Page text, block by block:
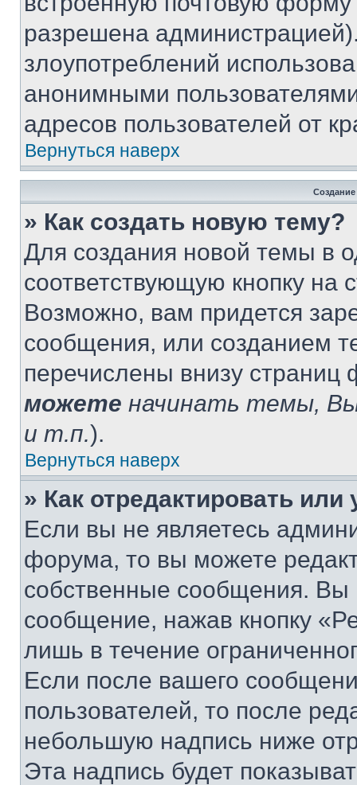
разрешена
злоупотреблений
анонимными
адресов пользователей от
Вернуться наверх
» Как создать новую тему?
Для создания новой темы в
соответствующую кнопку
Возможно, вам придется
сообщения, или созданием
перечислены внизу
можете начинать темы,
и т.п.).
Вернуться наверх
» Как отредактировать
Если вы не являетесь
форума, то вы можете
собственные сообщения. Вы
сообщение, нажав кнопку
лишь в течение
Если после вашего
пользователей, то после
небольшую надпись ниже
Эта надпись будет